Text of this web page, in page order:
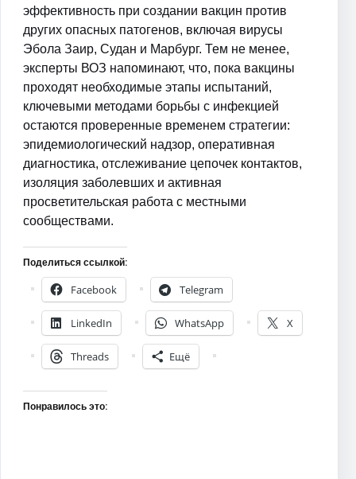
эффективность при создании вакцин против
других опасных патогенов, включая вирусы
Эбола Заир, Судан и Марбург. Тем не менее,
эксперты ВОЗ напоминают, что, пока вакцины
проходят необходимые этапы испытаний,
ключевыми методами борьбы с инфекцией
остаются проверенные временем стратегии:
эпидемиологический надзор, оперативная
диагностика, отслеживание цепочек контактов,
изоляция заболевших и активная
просветительская работа с местными
сообществами.
Поделиться ссылкой:
Facebook
Telegram
LinkedIn WhatsApp X
Threads Ещё
Понравилось это: